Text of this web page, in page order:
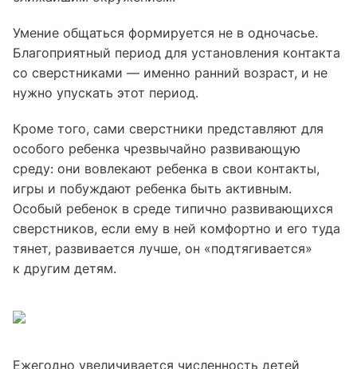
Умение общаться формируется не в одночасье.
Благоприятный период для установления контакта
со сверстниками — именно ранний возраст, и не
нужно упускать этот период.
Кроме того, сами сверстники представляют для
особого ребенка чрезвычайно развивающую
среду: они вовлекают ребенка в свои контакты,
игры и побуждают ребенка быть активным.
Особый ребенок в среде типично развивающихся
сверстников, если ему в ней комфортно и его туда
тянет, развивается лучше, он «подтягивается»
к другим детям.
Ежегодно увеличивается численность детей